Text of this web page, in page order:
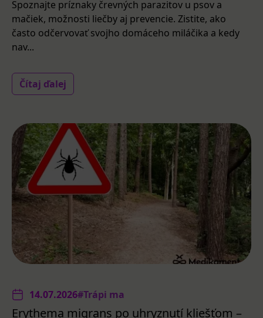
Spoznajte príznaky črevných parazitov u psov a
mačiek, možnosti liečby aj prevencie. Zistite, ako
často odčervovať svojho domáceho miláčika a kedy
nav...
Čítaj ďalej
14.07.2026#Trápi ma
Erythema migrans po uhryznutí kliešťom –